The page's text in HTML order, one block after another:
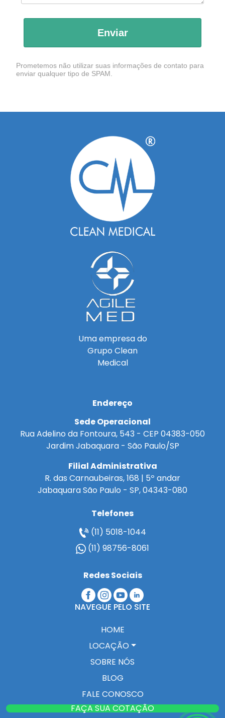
Enviar
Prometemos não utilizar suas informações de contato para
enviar qualquer tipo de SPAM.
Uma empresa do
Grupo Clean
Medical
Endereço
Sede Operacional
Rua Adelino da Fontoura, 543 - CEP 04383-050
Jardim Jabaquara - São Paulo/SP
Filial Administrativa
R. das Carnaubeiras, 168 | 5º andar
Jabaquara São Paulo - SP, 04343-080
Telefones
(11) 5018-1044
(11) 98756-8061
Redes Sociais
NAVEGUE PELO SITE
HOME
LOCAÇÃO
SOBRE NÓS
BLOG
FALE CONOSCO
FAÇA SUA COTAÇÃO